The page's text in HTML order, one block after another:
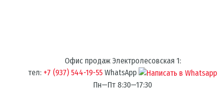
Офис продаж Электролесовская 1:
тел: +7 (937) 544-19-55 WhatsApp
Пн—Пт 8:30—17:30